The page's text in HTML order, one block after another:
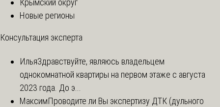
Крымский округ
Новые регионы
Консультация эксперта
ИльяЗдравствуйте, являюсь владельцем
однокомнатной квартиры на первом этаже с августа
2023 года. До э...
МаксимПроводите ли Вы экспертизу ДТК (дульного